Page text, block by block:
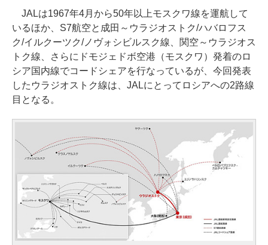
JALは1967年4月から50年以上モスクワ線を運航して
いるほか、S7航空と成田～ウラジオストク/ハバロフス
ク/イルクーツク/ノヴォシビルスク線、関空～ウラジオス
トク線、さらにドモジェドボ空港（モスクワ）発着のロ
シア国内線でコードシェアを行なっているが、今回発表
したウラジオストク線は、JALにとってロシアへの2路線
目となる。